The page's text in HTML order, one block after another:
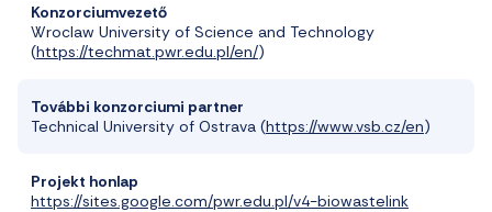
Konzorciumvezető
Wroclaw University of Science and Technology
(https://techmat.pwr.edu.pl/en/)
További konzorciumi partner
Technical University of Ostrava (https://www.vsb.cz/en)
Projekt honlap
https://sites.google.com/pwr.edu.pl/v4-biowastelink